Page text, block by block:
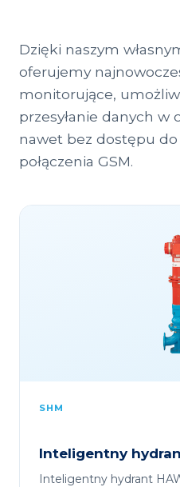
Dzięki naszym
oferujemy
monitorujące,
przesyłanie danych w
nawet bez dostępu
połączenia GSM.
SHM
Inteligentny
Inteligentny hydrant